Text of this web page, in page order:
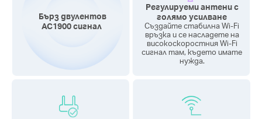
Бърз двулентов
AC1900 сигнал
Регулируеми антени с
голямо усилване
Създайте стабилна Wi-Fi
връзка и се насладете на
високоскоростния Wi-Fi
сигнал там, където имате
нужда.